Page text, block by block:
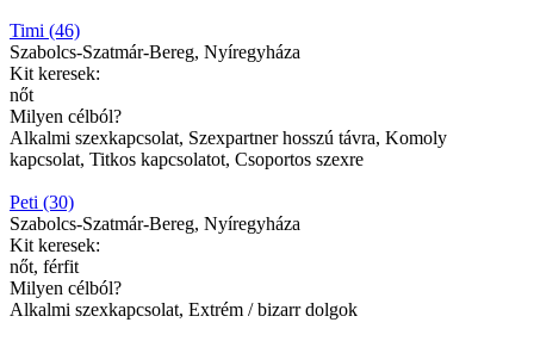
Timi (46)
Szabolcs-Szatmár-Bereg, Nyíregyháza
Kit keresek:
nőt
Milyen célból?
Alkalmi szexkapcsolat, Szexpartner hosszú távra, Komoly
kapcsolat, Titkos kapcsolatot, Csoportos szexre
Peti (30)
Szabolcs-Szatmár-Bereg, Nyíregyháza
Kit keresek:
nőt, férfit
Milyen célból?
Alkalmi szexkapcsolat, Extrém / bizarr dolgok